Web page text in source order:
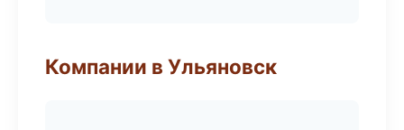
Компании в Ульяновск